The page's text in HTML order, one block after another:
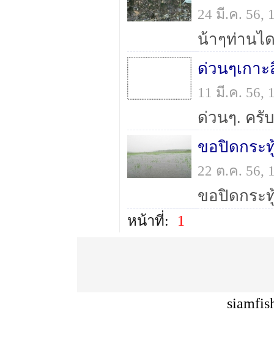
24 มี.ค. 56,
ด่วนๆเกา
11 มี.ค. 56,
ขอปิดกระ
22 ต.ค. 56,
หน้าที่: 1